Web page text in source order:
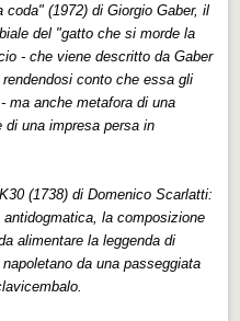
(1972) di Giorgio Gaber, il
del "gatto che si morde la
- che viene descritto da Gaber
conto che essa gli
ma anche metafora di una
una impresa persa in
(1738) di Domenico Scarlatti:
la composizione
alimentare la leggenda di
da una passeggiata